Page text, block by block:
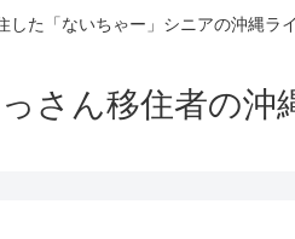
した「ないちゃー」シニアの沖縄
さん移住者の沖